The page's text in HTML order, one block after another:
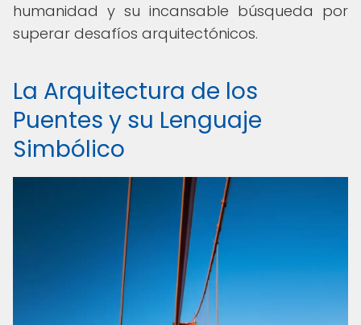
humanidad y su incansable búsqueda por
superar desafíos arquitectónicos.
La Arquitectura de los
Puentes y su Lenguaje
Simbólico